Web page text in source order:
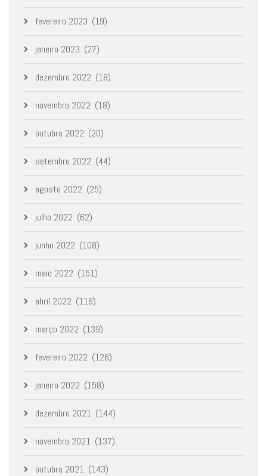
fevereiro 2023 (19)
janeiro 2023 (27)
dezembro 2022 (18)
novembro 2022 (18)
outubro 2022 (20)
setembro 2022 (44)
agosto 2022 (25)
julho 2022 (62)
junho 2022 (108)
maio 2022 (151)
abril 2022 (116)
março 2022 (139)
fevereiro 2022 (126)
janeiro 2022 (158)
dezembro 2021 (144)
novembro 2021 (137)
outubro 2021 (143)